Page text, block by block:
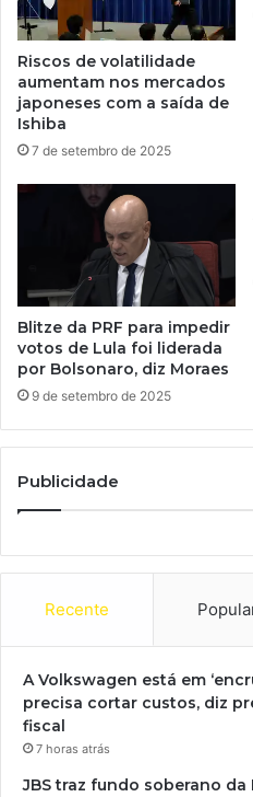
Riscos de volatilidade
aumentam nos mercados
japoneses com a saída de
Ishiba
7 de setembro de 2025
Blitze da PRF para impedir
votos de Lula foi liderada
por Bolsonaro, diz Moraes
9 de setembro de 2025
Publicidade
Recente
A Volkswagen está em
precisa cortar custos, diz
fiscal
7 horas atrás
JBS traz fundo soberano